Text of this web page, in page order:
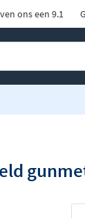
ons een 9.1